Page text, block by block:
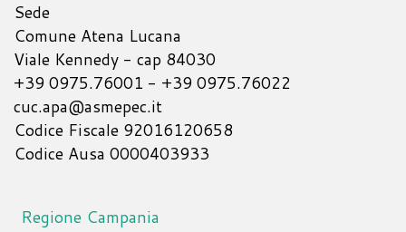
Sede
Comune Atena Lucana
Viale Kennedy - cap 84030
+39 0975.76001 - +39 0975.76022
cuc.apa@asmepec.it
Codice Fiscale 92016120658
Codice Ausa 0000403933
Regione Campania